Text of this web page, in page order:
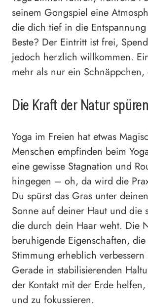
seinem Gongspiel eine
die dich tief in die
Beste? Der Eintritt ist frei,
jedoch herzlich willkommen.
mehr als nur ein Schnäppchen,
Die Kraft der Natur spüren
Yoga im Freien hat etwas
Menschen empfinden beim
eine gewisse Stagnation und
hingegen – oh, da wird die
Du spürst das Gras unter
Sonne auf deiner Haut und die
die durch dein Haar weht. Die
beruhigende Eigenschaften,
Stimmung erheblich verbessern
Gerade in stabilisierenden
der Kontakt mit der Erde
und zu fokussieren.